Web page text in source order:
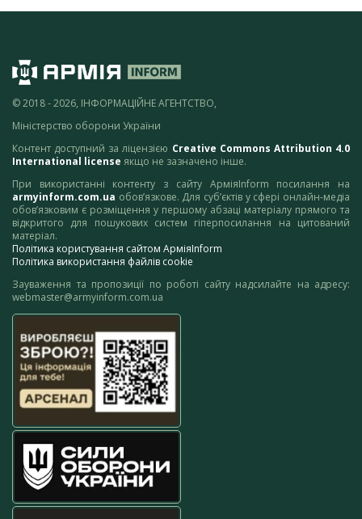
© 2018 - 2026, ІНФОРМАЦІЙНЕ АГЕНТСТВО,
Міністерство оборони України
Контент доступний за ліцензією Creative Commons Attribution 4.0
International license якщо не зазначено інше.
При використанні контенту з сайту АрміяInform посилання на
armyinform.com.ua обов’язкове. Для суб’єктів у сфері онлайн-медіа
обов’язковим є розміщення у першому абзаці матеріалу прямого та
відкритого для пошукових систем гіперпосилання на цитований
матеріал.
Політика користування сайтом АрміяInform
Політика використання файлів cookie
Зауваження та пропозиції по роботі сайту надсилайте на адресу:
webmaster@armyinform.com.ua